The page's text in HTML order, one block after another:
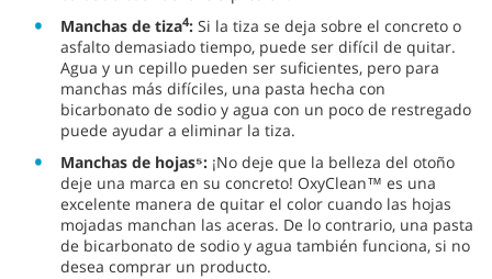
Manchas de tiza4: Si la tiza se deja sobre el concreto o
asfalto demasiado tiempo, puede ser difícil de quitar.
Agua y un cepillo pueden ser suficientes, pero para
manchas más difíciles, una pasta hecha con
bicarbonato de sodio y agua con un poco de restregado
puede ayudar a eliminar la tiza.
Manchas de hojas⁵: ¡No deje que la belleza del otoño
deje una marca en su concreto! OxyClean™ es una
excelente manera de quitar el color cuando las hojas
mojadas manchan las aceras. De lo contrario, una pasta
de bicarbonato de sodio y agua también funciona, si no
desea comprar un producto.